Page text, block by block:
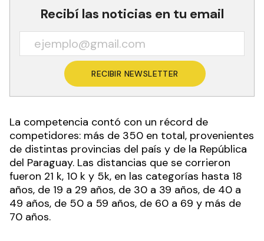
Recibí las noticias en tu email
RECIBIR NEWSLETTER
La competencia contó con un récord de
competidores: más de 350 en total, provenientes
de distintas provincias del país y de la República
del Paraguay. Las distancias que se corrieron
fueron 21 k, 10 k y 5k, en las categorías hasta 18
años, de 19 a 29 años, de 30 a 39 años, de 40 a
49 años, de 50 a 59 años, de 60 a 69 y más de
70 años.